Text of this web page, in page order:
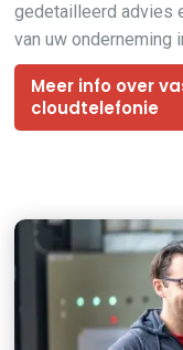
gedetailleerd advies
van uw onderneming
Meer info over
cloudtelefonie